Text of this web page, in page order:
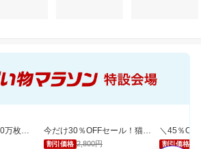
割引価格 2,800円 割引価格